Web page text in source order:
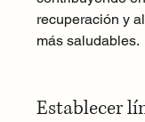
recuperación y
más saludables.
Establecer